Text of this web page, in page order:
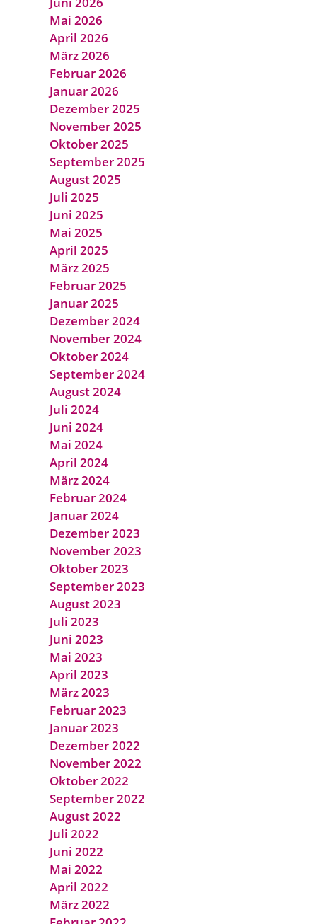
Mai 2026
April 2026
März 2026
Februar 2026
Januar 2026
Dezember 2025
November 2025
Oktober 2025
September 2025
August 2025
Juli 2025
Juni 2025
Mai 2025
April 2025
März 2025
Februar 2025
Januar 2025
Dezember 2024
November 2024
Oktober 2024
September 2024
August 2024
Juli 2024
Juni 2024
Mai 2024
April 2024
März 2024
Februar 2024
Januar 2024
Dezember 2023
November 2023
Oktober 2023
September 2023
August 2023
Juli 2023
Juni 2023
Mai 2023
April 2023
März 2023
Februar 2023
Januar 2023
Dezember 2022
November 2022
Oktober 2022
September 2022
August 2022
Juli 2022
Juni 2022
Mai 2022
April 2022
März 2022